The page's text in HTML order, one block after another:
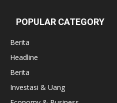
POPULAR CATEGORY
Berita
Headline
Berita
Investasi & Uang